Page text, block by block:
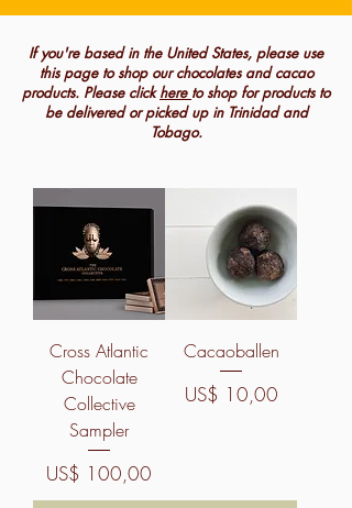
If you're based in the United States, please use
this page to shop our chocolates and cacao
products. Please clickhere to shop for products to
be delivered or picked up in Trinidad and
Tobago.
Cross Atlantic
Chocolate
Collective
Sampler
Prijs
US$ 100,00
Cacaoballen
Prijs
US$ 10,00